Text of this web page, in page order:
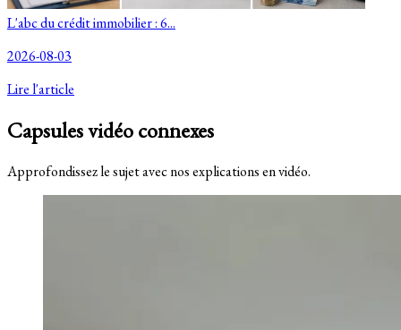
L'abc du crédit immobilier : 6...
2026-08-03
Lire l'article
Capsules vidéo connexes
Approfondissez le sujet avec nos explications en vidéo.